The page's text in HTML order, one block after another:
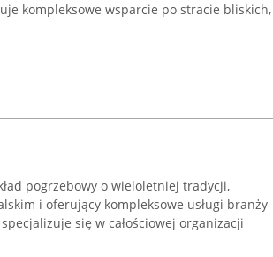
kompleksowe wsparcie po stracie bliskich,
pogrzebowy o wieloletniej tradycji,
i oferujący kompleksowe usługi branży
się w całościowej organizacji